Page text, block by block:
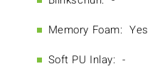
Memory Foam: Yes
Soft PU Inlay: -